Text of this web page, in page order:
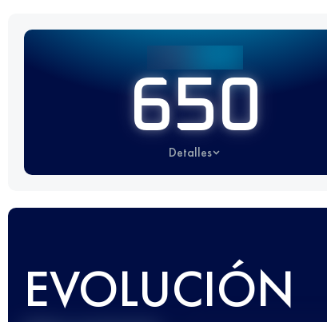
650
Detalles
EVOLUCIÓN